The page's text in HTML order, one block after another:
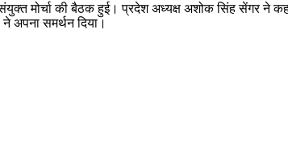
संयुक्त मोर्चा की बैठक हुई। प्रदेश अध्यक्ष अशोक सिंह सेंगर
अपना समर्थन दिया।